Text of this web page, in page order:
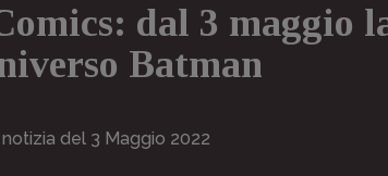
dal 3 maggio
Batman
notizia del 3 Maggio 2022